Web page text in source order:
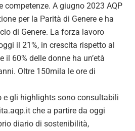
competenze. A giugno 2023 AQP
per la Parità di Genere e ha
di Genere. La forza lavoro
il 21%, in crescita rispetto al
il 60% delle donne ha un’età
Oltre 150mila le ore di
e gli highlights sono consultabili
che a partire da oggi
diario di sostenibilità,